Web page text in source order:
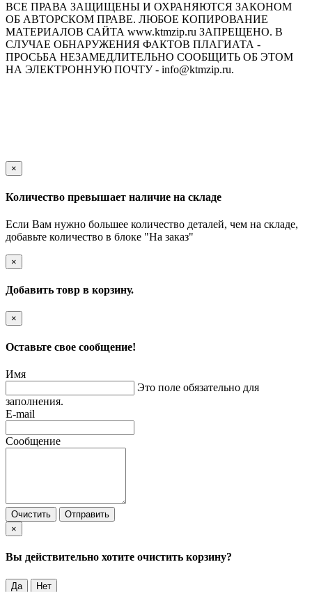
ВСЕ ПРАВА ЗАЩИЩЕНЫ И ОХРАНЯЮТСЯ ЗАКОНОМ
ОБ АВТОРСКОМ ПРАВЕ. ЛЮБОЕ КОПИРОВАНИЕ
МАТЕРИАЛОВ САЙТА www.ktmzip.ru ЗАПРЕЩЕНО. В
СЛУЧАЕ ОБНАРУЖЕНИЯ ФАКТОВ ПЛАГИАТА -
ПРОСЬБА НЕЗАМЕДЛИТЕЛЬНО СООБЩИТЬ ОБ ЭТОМ
НА ЭЛЕКТРОННУЮ ПОЧТУ - info@ktmzip.ru.
×
Количество превышает наличие на складе
Если Вам нужно большее количество деталей, чем на складе,
добавьте количество в блоке "На заказ"
×
Добавить товр в корзину.
×
Оставьте свое сообщение!
Имя
Это поле обязательно для
заполнения.
E-mail
Сообщение
Очистить
Отправить
×
Вы действительно хотите очистить корзину?
Да Нет